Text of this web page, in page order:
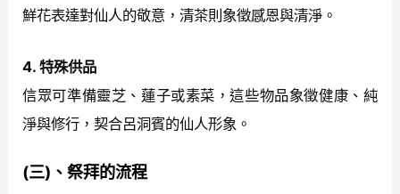
鮮花表達對仙人的敬意，清茶則象徵感恩與清淨。
4. 特殊供品
信眾可準備靈芝、蓮子或素菜，這些物品象徵健康、純
淨與修行，契合呂洞賓的仙人形象。
(三)、祭拜的流程